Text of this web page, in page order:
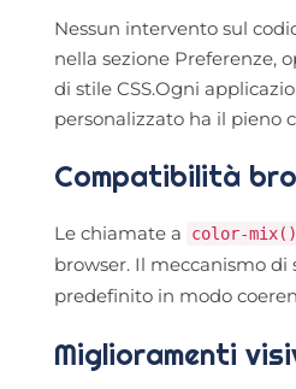
Nessun intervento sul
nella sezione Preferenze,
di stile CSS.Ogni
personalizzato ha il pieno
Compatibilità
Le chiamate a color-mix()
browser. Il meccanismo
predefinito in modo
Miglioramenti